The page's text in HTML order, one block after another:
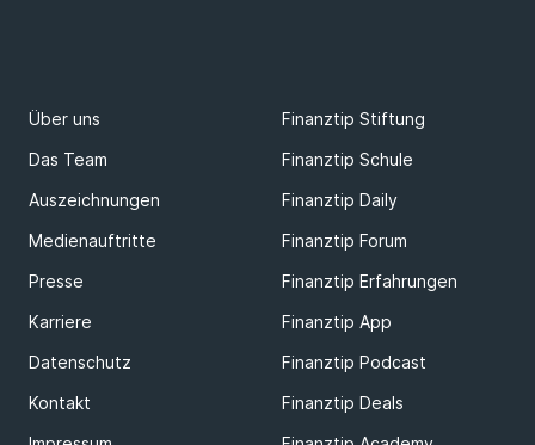
Über uns
Finanztip Stiftung
Das Team
Finanztip Schule
Auszeichnungen
Finanztip Daily
Medienauftritte
Finanztip Forum
Presse
Finanztip Erfahrungen
Karriere
Finanztip App
Datenschutz
Finanztip Podcast
Kontakt
Finanztip Deals